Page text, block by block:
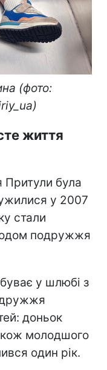
(фото:
життя
була
у 2007
стали
подружжя
у шлюбі з
доньок
молодшого
один рік.